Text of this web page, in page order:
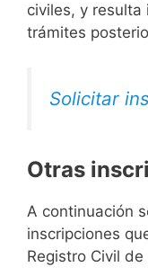
civiles, y
trámites
Solicitar
Otras
A continuación
inscripciones
Registro Civil